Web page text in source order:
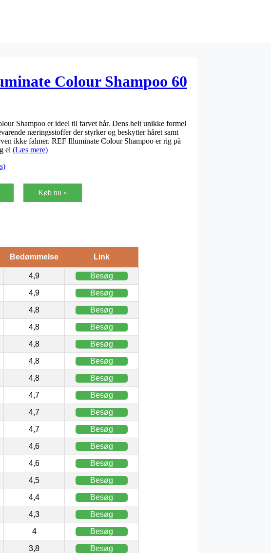
Colour Shampoo 60
Shampoo er ideel til farvet hår. Dens helt unikke formel
næringsstoffer der styrker og beskytter håret samt
ikke falmer. REF Illuminate Colour Shampoo er rig på
el (Læs mere)
Køb nu »
Bedømmelse Link
4,9 Besøg
4,9 Besøg
4,8 Besøg
4,8 Besøg
4,8 Besøg
4,8 Besøg
4,8 Besøg
4,7 Besøg
4,7 Besøg
4,7 Besøg
4,6 Besøg
4,6 Besøg
4,5 Besøg
4,4 Besøg
4,3 Besøg
4 Besøg
3,8 Besøg